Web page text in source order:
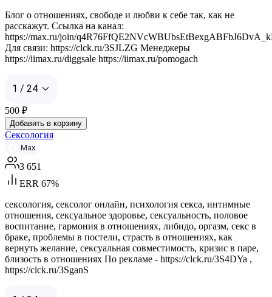
Блог о отношениях, свободе и любви к себе так, как не
расскажут. Ссылка на канал:
https://max.ru/join/
Для связи: https://clck.ru/3SJLZG Менеджеры
https://iimax.ru/diggsale https://iimax.ru/pomogach
1 / 24
500 ₽
Добавить в корзину
Сексология
Max
3 651
ERR 67%
сексология, сексолог онлайн, психология секса, интимные
отношения, сексуальное здоровье, сексуальность, половое
воспитание, гармония в отношениях, либидо, оргазм, секс в
браке, проблемы в постели, страсть в отношениях, как
вернуть желание, сексуальная совместимость, кризис в паре,
близость в отношениях По рекламе - https://clck.ru/3S4DYa ,
https://clck.ru/3SganS